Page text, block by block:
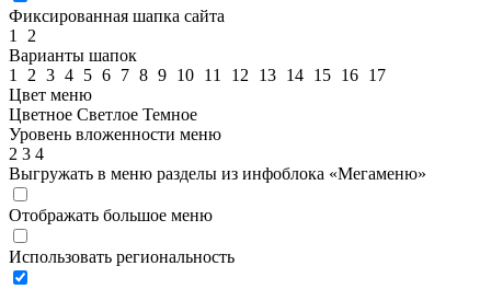
Фиксированная шапка сайта
1
2
Варианты шапок
1
2 3 4 5 6 7 8 9 10 11 12 13 14 15 16 17
Цвет меню
Цветное Светлое Темное
Уровень вложенности меню
2 3 4
Выгружать в меню разделы из инфоблока «Мегаменю»
Отображать большое меню
Использовать региональность